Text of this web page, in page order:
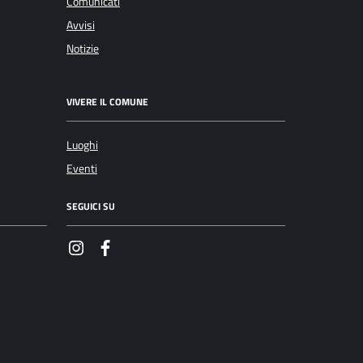
Avvisi
Notizie
VIVERE IL COMUNE
Luoghi
Eventi
SEGUICI SU
Instagram